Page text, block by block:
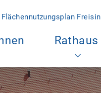
Flächennutzungsplan
Rathaus